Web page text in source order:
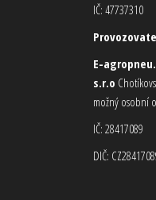
IČ: 47737310
E-
s.r.o
možný osobní
IČ: 28417089
DIČ: